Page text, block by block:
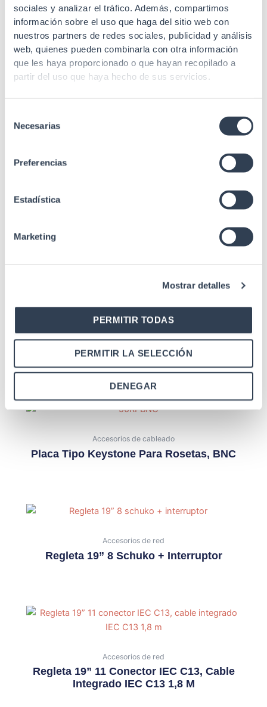
sociales y analizar el tráfico. Además, compartimos
información sobre el uso que haga del sitio web con
nuestros partners de redes sociales, publicidad y análisis
web, quienes pueden combinarla con otra información
que les haya proporcionado o que hayan recopilado a
partir del uso que haya hecho de sus servicios.
Necesarias
Preferencias
Estadística
Marketing
Mostrar detalles
PERMITIR TODAS
PERMITIR LA SELECCIÓN
DENEGAR
Recubrimiento 3µ oro
Conector de
material
Niquel + Bronce
fosforado 3µ de oro
Longitud 1 m
Productos relacionados
Accesorios de cableado
Placa Tipo Keystone Para Rosetas, SC-
FC
Accesorios de cableado
Placa Tipo Keystone Para Rosetas, BNC
Accesorios de red
Regleta 19” 8 Schuko + Interruptor
Accesorios de red
Regleta 19” 11 Conector IEC C13, Cable
Integrado IEC C13 1,8 M